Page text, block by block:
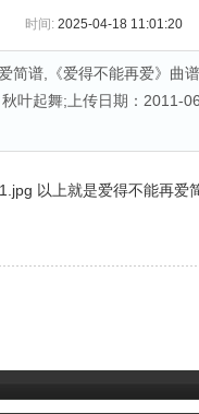
时间: 2025-04-18 11:01:20
简谱,《爱得不能再爱》曲
叶起舞;上传日期：2011-
以上就是爱得不能再爱